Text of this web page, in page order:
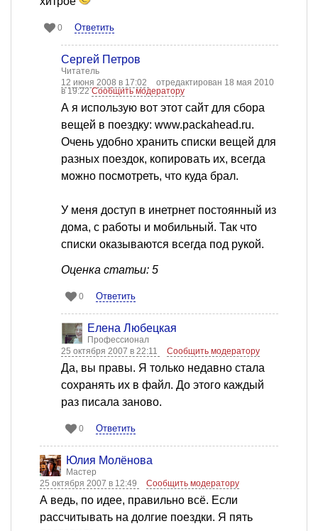
0 Ответить
Сергей Петров
Читатель
12 июня 2008 в 17:02
отредактирован 18 мая 2010
в 19:22Сообщить модератору
А я использую вот этот сайт для сбора
вещей в поездку: www.packahead.ru.
Очень удобно хранить списки вещей для
разных поездок, копировать их, всегда
можно посмотреть, что куда брал.
У меня доступ в инетрнет постоянный из
дома, с работы и мобильный. Так что
списки оказываются всегда под рукой.
Оценка статьи: 5
0 Ответить
Елена Любецкая
Профессионал
25 октября 2007 в 22:11
Сообщить модератору
Да, вы правы. Я только недавно стала
сохранять их в файл. До этого каждый
раз писала заново.
0 Ответить
Юлия Молёнова
Мастер
25 октября 2007 в 12:49
Сообщить модератору
А ведь, по идее, правильно всё. Если
рассчитывать на долгие поездки. Я пять